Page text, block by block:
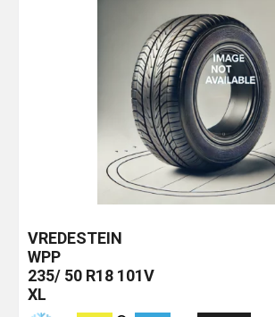
VREDESTEIN
WPP
235/ 50 R18 101V
XL